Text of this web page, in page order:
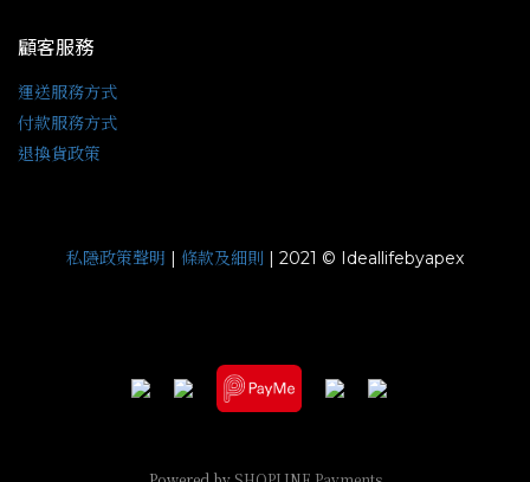
顧客服務
運送服務方式
付款服務方式
退換貨政策
私隱政策聲明 | 條款及細則 | 2021 © Ideallifebyapex